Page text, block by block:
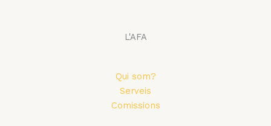
L'AFA
Qui som?
Serveis
Comissions